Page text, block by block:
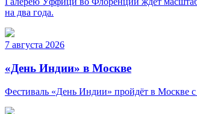
на два года.
7 августа 2026
«День Индии» в Москве
Фестиваль «День Индии» пройдёт в Москве с